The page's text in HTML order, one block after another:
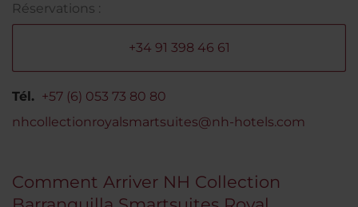
Réservations :
+34 91 398 46 61
Tél. +57 (6) 053 73 80 80
nhcollectionroyalsmartsuites@nh-hotels.com
Comment Arriver NH Collection